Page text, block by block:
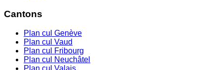
Cantons
Plan cul Genève
Plan cul Vaud
Plan cul
Fribourg
Plan cul
Neuchâtel